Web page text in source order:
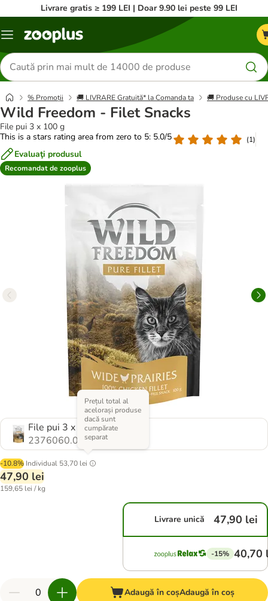
Livrare gratis ≥ 199 LEI | Doar 9.90 lei peste 99 LEI
Categorii
Căutare
produse
% Promoții 🚚 LIVRARE Gratuită* la Comanda ta 🚚 Produse cu
Wild Freedom - Filet Snacks
File pui 3 x 100 g
This is a stars rating area from zero to 5: 5.0/5
(1)
Evaluaţi produsul
Recomandat de zooplus
File pui 3 x 100 g
2376060.0
-10.8% Individual 53,70 lei
Prețul total al
acelorași produse
dacă sunt
cumpărate
separat
47,90 lei
159,65 lei / kg
Livrare unică 47,90 lei
-15% 40,70
Adaugă în coșAdaugă în coș